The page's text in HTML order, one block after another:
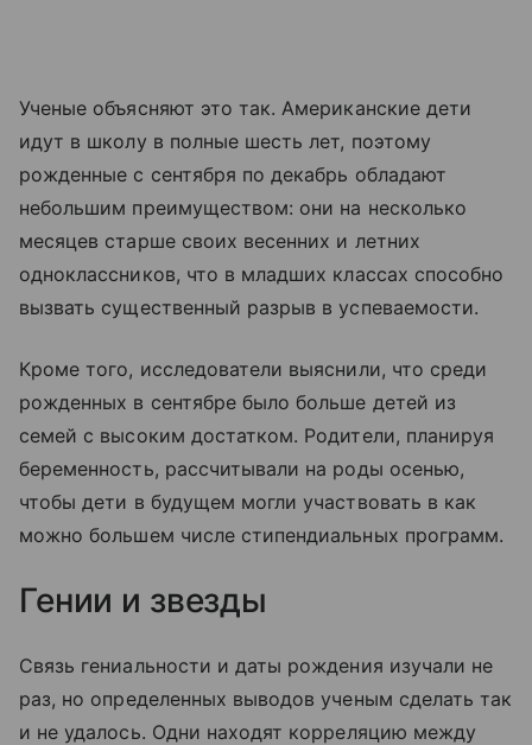
Ученые объясняют это так. Американские дети
идут в школу в полные шесть лет, поэтому
рожденные с сентября по декабрь обладают
небольшим преимуществом: они на несколько
месяцев старше своих весенних и летних
одноклассников, что в младших классах способно
вызвать существенный разрыв в успеваемости.
Кроме того, исследователи выяснили, что среди
рожденных в сентябре было больше детей из
семей с высоким достатком. Родители, планируя
беременность, рассчитывали на роды осенью,
чтобы дети в будущем могли участвовать в как
можно большем числе стипендиальных программ.
Гении и звезды
Связь гениальности и даты рождения изучали не
раз, но определенных выводов ученым сделать так
и не удалось. Одни находят корреляцию между